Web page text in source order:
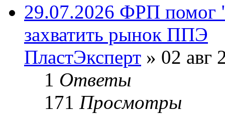
29.07.2026 ФРП помог
захватить рынок ППЭ
ПластЭксперт » 02 авг
1 Ответы
171 Просмотры